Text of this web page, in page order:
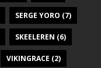
SERGE YORO (7)
SKEELEREN (6)
VIKINGRACE (2)